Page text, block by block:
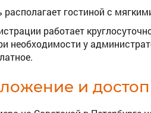
располагает гостиной с
работает
необходимости у
и